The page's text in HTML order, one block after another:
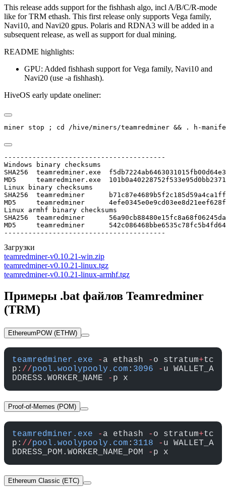
This release adds support for the fishhash algo, incl A/B/C/R-mode
like for TRM ethash. This first release only supports Vega family,
Navi10, and Navi20 gpus. Polaris and RDNA3 will be added in a
subsequent release, as well as support for dual mining.
README highlights:
GPU: Added fishhash support for Vega family, Navi10 and
Navi20 (use -a fishhash).
HiveOS early update oneliner:
miner stop ; cd /hive/miners/teamredminer && . h-
----------------------------------------
Windows binary checksums
SHA256  teamredminer.exe
MD5     teamredminer.exe
Linux binary checksums
SHA256  teamredminer
MD5     teamredminer
Linux armhf binary checksums
SHA256  teamredminer
MD5     teamredminer
----------------------------------------
Загрузки
teamredminer-v0.10.21-win.zip
teamredminer-v0.10.21-linux.tgz
teamredminer-v0.10.21-linux-armhf.tgz
Примеры .bat файлов Teamredminer
(TRM)
EthereumPOW (ETHW)
teamredminer.exe - a ethash - o stratum+tc
p: //pool.woolypooly.com : 3096 - u WALLET_A
DDRESS.WORKER_NAME
- p x
Proof-of-Memes (POM)
teamredminer.exe - a ethash - o stratum+tc
p: //pool.woolypooly.com : 3118 - u WALLET_A
DDRESS_POM.WORKER_NAME_POM
- p x
Ethereum Classic (ETC)